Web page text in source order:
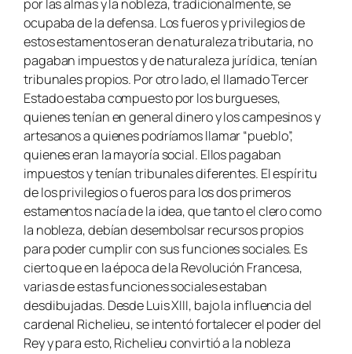
por las almas y la nobleza, tradicionalmente, se
ocupaba de la defensa. Los fueros y privilegios de
estos estamentos eran de naturaleza tributaria, no
pagaban impuestos y de naturaleza jurídica, tenían
tribunales propios. Por otro lado, el llamado Tercer
Estado estaba compuesto por los burgueses,
quienes tenían en general dinero y los campesinos y
artesanos a quienes podríamos llamar “pueblo”,
quienes eran la mayoría social. Ellos pagaban
impuestos y tenían tribunales diferentes. El espíritu
de los privilegios o fueros para los dos primeros
estamentos nacía de la idea, que tanto el clero como
la nobleza, debían desembolsar recursos propios
para poder cumplir con sus funciones sociales. Es
cierto que en la época de la Revolución Francesa,
varias de estas funciones sociales estaban
desdibujadas. Desde Luis XIII, bajo la influencia del
cardenal Richelieu, se intentó fortalecer el poder del
Rey y para esto, Richelieu convirtió a la nobleza